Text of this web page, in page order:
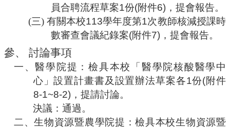
員合聘流程草案1份(附件6) ，提會報告。
(三) 有關本校113學年度第1次教師核減授課時
數審查會議紀錄案(附件7) ，提會報告。
參、 討論事項
一、醫學院提：檢具本校「醫學院核酸醫學中
心」設置計畫書及設置辦法草案各1份(附件
8-1~8-2) ，提請討論。
決議：通過。
二、生物資源暨農學院提：檢具本校生物資源暨